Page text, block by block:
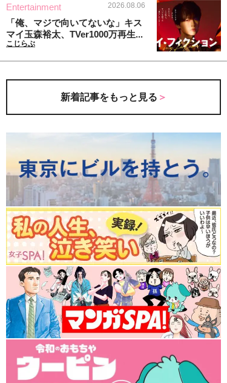
Entertainment 2026.08.06
「俺、マジで向いてないな」キス
マイ玉森裕太、TVer1000万再生...
こじらぶ
新着記事をもっと見る